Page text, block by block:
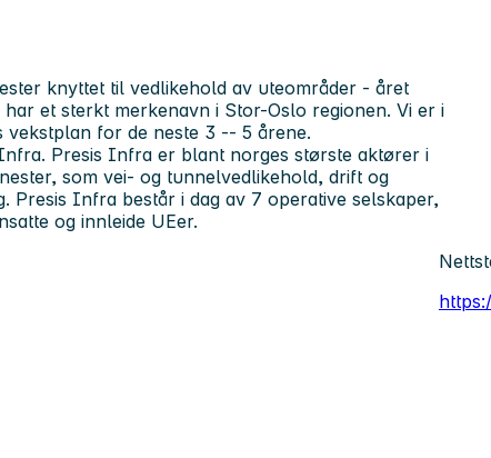
knyttet til vedlikehold av uteområder - året
et sterkt merkenavn i Stor-Oslo regionen. Vi er i
vekstplan for de neste 3 -- 5 årene.
Presis Infra er blant norges største aktører i
som vei- og tunnelvedlikehold, drift og
Presis Infra består i dag av 7 operative selskaper,
og innleide UEer.